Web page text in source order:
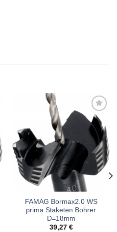
Meine
Sägen
hinzufügen
FAMAG Bormax2.0 WS
prima Staketen Bohrer
D=18mm
39,27 €